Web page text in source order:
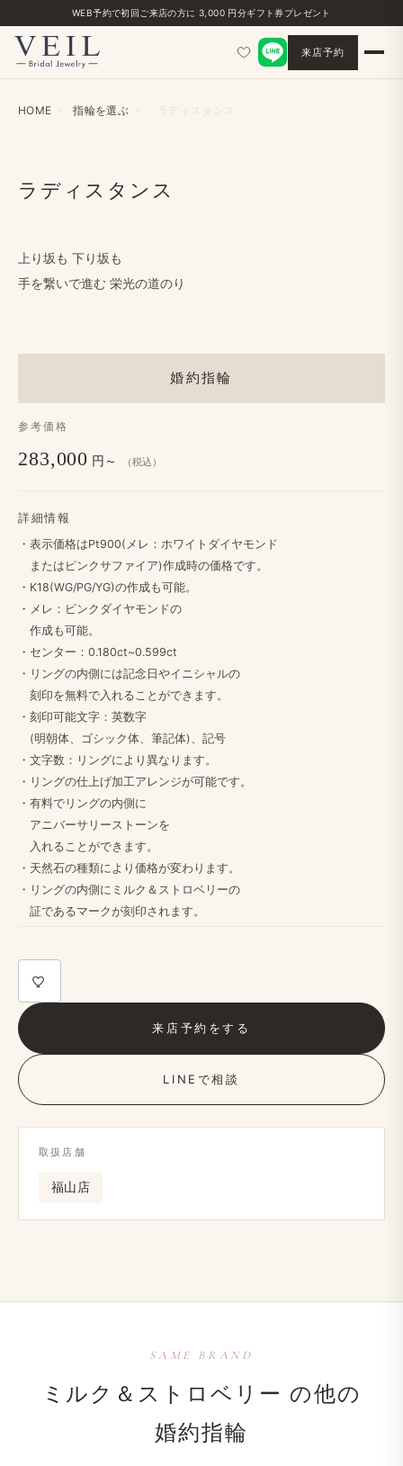
WEB予約で​初回ご来店の​方に​ 3,000 円分ギフト券プレゼント
来店予約
HOME › 指輪を​選ぶ › ラディスタンス
ラディスタンス
取扱店舗
福山店
婚約指輪
参考価格
283,000 円～ （税込）
詳細情報
・​表示価格は​Pt900(メレ：ホワイトダイヤモンド
または​ピンクサファイア)作成時の​価格です。
・K18(WG/PG/YG)の​作成も​可能。
・​メレ：ピンクダイヤモンドの
作成も​可能。
・センター：0.180ct~0.599ct
・リングの​内側には​記念日や​イニシャルの
刻印を​無料で​入れる​ことができます。
・​刻印可能文字：英数字
(明朝体、​ゴシック体、​筆記体)、​記号
・文字数：リングに​より​異なります。
・リングの​仕上げ加工アレンジが​可能です。
・​有料で​リングの​内側に
アニバーサリーストーンを
入れる​ことができます。
・天然石の​種類に​より​価格が​変わります。
・リングの​内側に​ミルク＆ストロベリーの
証である​マークが​刻印されます。​
上り坂も​ 下り坂も​
手を​繋いで​進む 栄光の​道のり
来店予約を​する
LINEで​相談
SAME BRAND
ミルク＆ストロベリー の​他の​
婚約指輪